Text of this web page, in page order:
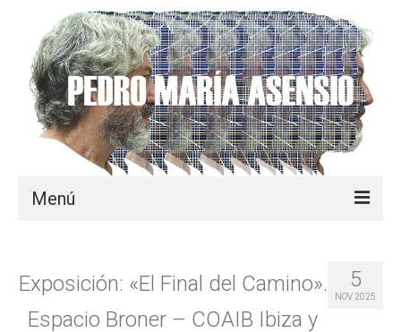
Menú
OBRA
BIOGRAFÍA
5
NOV 2025
Exposición: «El Final del Camino».
Espacio Broner – COAIB Ibiza y